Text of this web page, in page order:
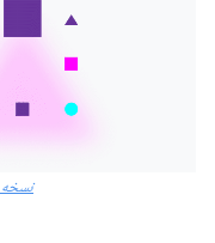
نسخه